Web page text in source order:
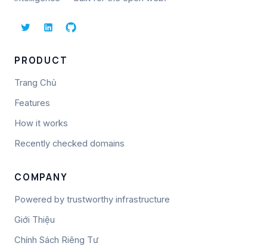
PRODUCT
Trang Chủ
Features
How it works
Recently checked domains
COMPANY
Powered by trustworthy infrastructure
Giới Thiệu
Chính Sách Riêng Tư